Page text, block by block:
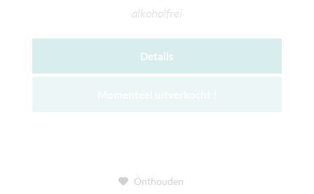
alkoholfrei
Details
Onthouden